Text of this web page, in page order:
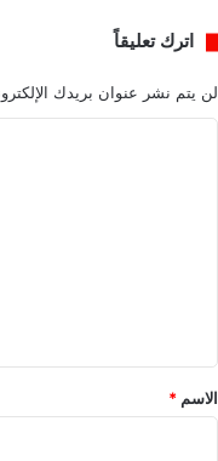
اترك تعليقاً
لن يتم نشر عنوان بريدك
*
الاسم *